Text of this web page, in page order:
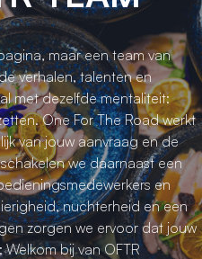
maar een team van
verhalen, talenten en
met dezelfde mentaliteit:
One For The Road werkt
van jouw aanvraag en de
we daarnaast een
en
nuchterheid en een
zorgen we ervoor dat jouw
bij van OFTR